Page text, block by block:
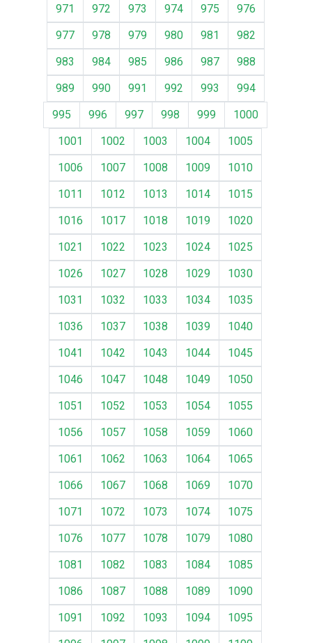
971
972 973 974 975
976
977
978 979 980 981
982
983
984 985 986 987
988
989
990 991 992 993
994
995
996 997 998 999
1000
1001
1002 1003 1004
1005
1006
1007 1008 1009
1010
1011
1012 1013 1014
1015
1016
1017 1018 1019
1020
1021
1022 1023 1024
1025
1026
1027 1028 1029
1030
1031
1032 1033 1034
1035
1036
1037 1038 1039
1040
1041
1042 1043 1044
1045
1046
1047 1048 1049
1050
1051
1052 1053 1054
1055
1056
1057 1058 1059
1060
1061
1062 1063 1064
1065
1066
1067 1068 1069
1070
1071
1072 1073 1074
1075
1076
1077 1078 1079
1080
1081
1082 1083 1084
1085
1086
1087 1088 1089
1090
1091
1092 1093 1094
1095